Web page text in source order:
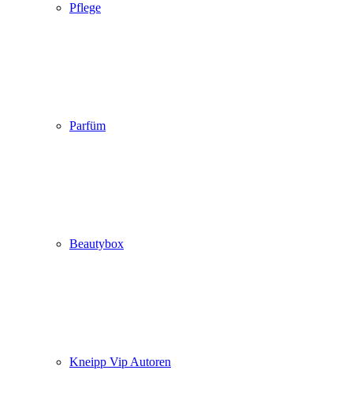
Pflege
Parfüm
Beautybox
Kneipp Vip Autoren